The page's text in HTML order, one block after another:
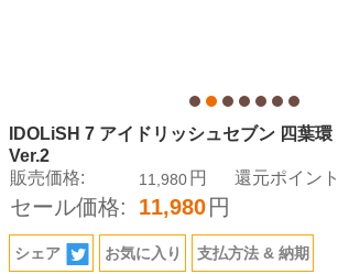
IDOLiSH 7 アイドリッシュセブン 四
Ver.2
販売価格:
11,980 円 還元ポイント
セール価格: 11,980 円
シェア お気に入り 支払方法 & 納期